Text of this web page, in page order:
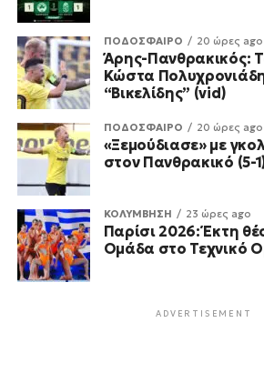
ΠΟΔΟΣΦΑΙΡΟ 20 ώρες ago
Άρης-Πανθρακικός:
Κώστα
“Βικελίδης” (vid)
ΠΟΔΟΣΦΑΙΡΟ 20 ώρες ago
«Ξεμούδιασε» με
στον Πανθρακικό (5-
ΚΟΛΥΜΒΗΣΗ 23 ώρες ago
Παρίσι 2026: Έκτη
Ομάδα στο Τεχνικό
ADVERTISEMENT